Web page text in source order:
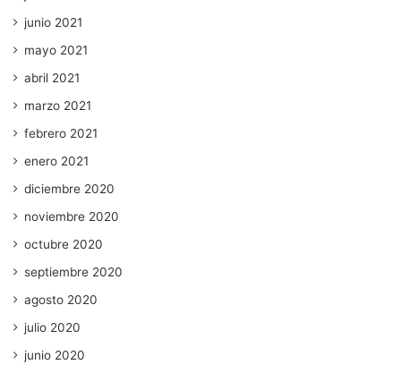
junio 2021
mayo 2021
abril 2021
marzo 2021
febrero 2021
enero 2021
diciembre 2020
noviembre 2020
octubre 2020
septiembre 2020
agosto 2020
julio 2020
junio 2020